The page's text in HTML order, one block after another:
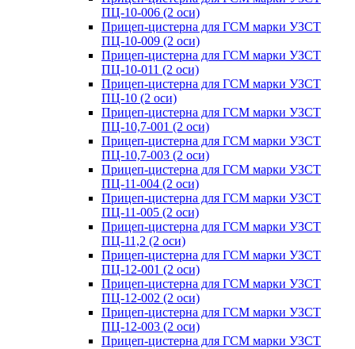
ПЦ-10-006 (2 оси)
Прицеп-цистерна для ГСМ марки УЗСТ
ПЦ-10-009 (2 оси)
Прицеп-цистерна для ГСМ марки УЗСТ
ПЦ-10-011 (2 оси)
Прицеп-цистерна для ГСМ марки УЗСТ
ПЦ-10 (2 оси)
Прицеп-цистерна для ГСМ марки УЗСТ
ПЦ-10,7-001 (2 оси)
Прицеп-цистерна для ГСМ марки УЗСТ
ПЦ-10,7-003 (2 оси)
Прицеп-цистерна для ГСМ марки УЗСТ
ПЦ-11-004 (2 оси)
Прицеп-цистерна для ГСМ марки УЗСТ
ПЦ-11-005 (2 оси)
Прицеп-цистерна для ГСМ марки УЗСТ
ПЦ-11,2 (2 оси)
Прицеп-цистерна для ГСМ марки УЗСТ
ПЦ-12-001 (2 оси)
Прицеп-цистерна для ГСМ марки УЗСТ
ПЦ-12-002 (2 оси)
Прицеп-цистерна для ГСМ марки УЗСТ
ПЦ-12-003 (2 оси)
Прицеп-цистерна для ГСМ марки УЗСТ